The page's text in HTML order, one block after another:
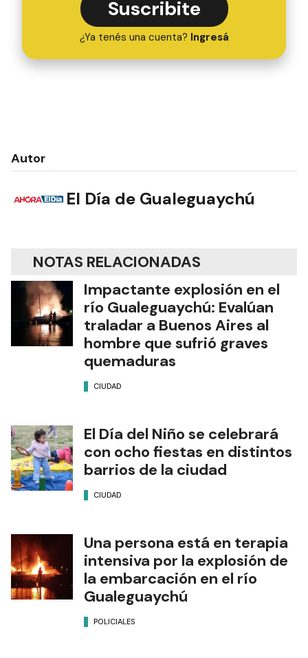
Suscribite
¿Ya tenés una cuenta? Ingresá
Autor
El Día de Gualeguaychú
NOTAS RELACIONADAS
Impactante explosión en el
río Gualeguaychú: Evalúan
traladar a Buenos Aires al
hombre que sufrió graves
quemaduras
CIUDAD
El Día del Niño se celebrará
con ocho fiestas en distintos
barrios de la ciudad
CIUDAD
Una persona está en terapia
intensiva por la explosión de
la embarcación en el río
Gualeguaychú
POLICIALES